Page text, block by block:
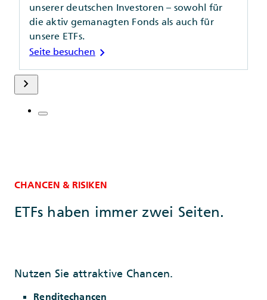
unserer deutschen Investoren – sowohl für
die aktiv gemanagten Fonds als auch für
unsere ETFs.
Seite besuchen chevron_right
keyboard_arrow_right
CHANCEN & RISIKEN
ETFs haben immer zwei Seiten.
Nutzen Sie attraktive Chancen.
Renditechancen